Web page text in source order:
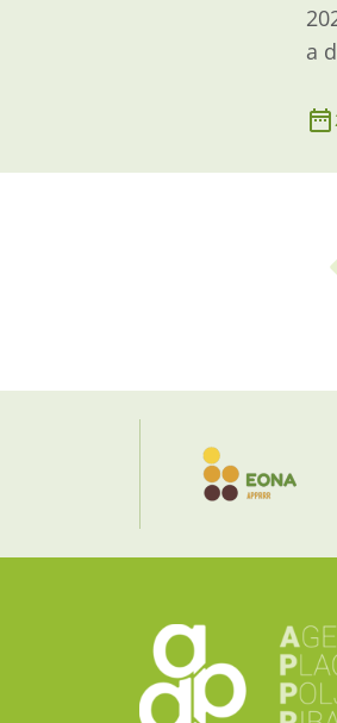
a